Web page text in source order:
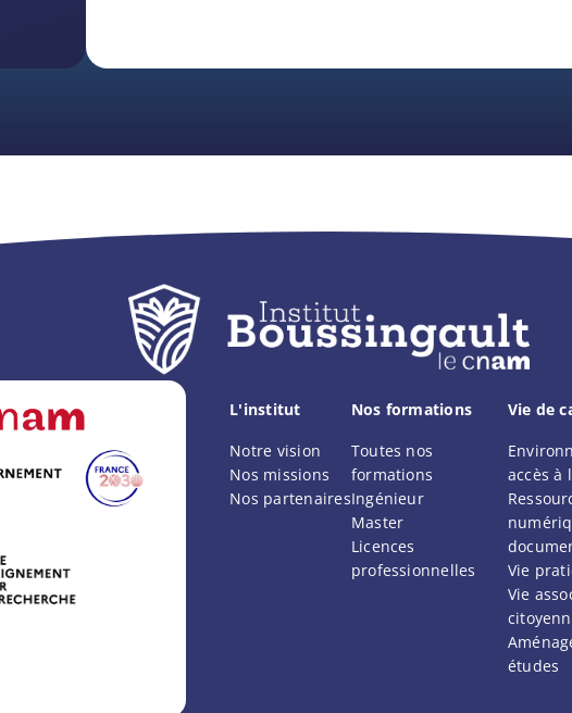
L'institut
Notre vision
Nos missions
Nos partenaires
Nos formations
Toutes nos
formations
Ingénieur
Master
Licences
professionnelles
Vie de
accès à
Vie
Vie
études